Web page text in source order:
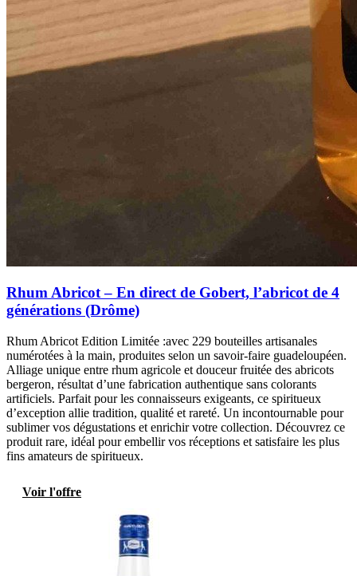
Rhum Abricot – En direct de Gobert, l’abricot de 4
générations (Drôme)
Rhum Abricot Edition Limitée :avec 229 bouteilles artisanales
numérotées à la main, produites selon un savoir-faire guadeloupéen.
Alliage unique entre rhum agricole et douceur fruitée des abricots
bergeron, résultat d’une fabrication authentique sans colorants
artificiels. Parfait pour les connaisseurs exigeants, ce spiritueux
d’exception allie tradition, qualité et rareté. Un incontournable pour
sublimer vos dégustations et enrichir votre collection. Découvrez ce
produit rare, idéal pour embellir vos réceptions et satisfaire les plus
fins amateurs de spiritueux.
Voir l'offre